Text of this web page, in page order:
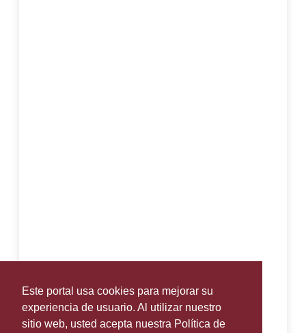
Este portal usa cookies para mejorar su
experiencia de usuario. Al utilizar nuestro
sitio web, usted acepta nuestra Política de